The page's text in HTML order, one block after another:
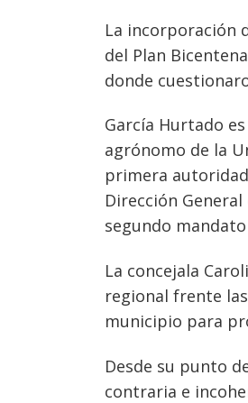
La incorporación
del Plan
donde
García Hurtado
agrónomo de la
primera
Dirección
segundo
La concejala
regional frente
municipio para
Desde su punto
contraria e